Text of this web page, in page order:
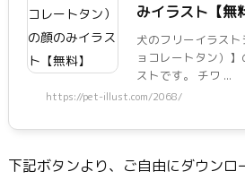
みイラスト【無
犬のフリーイラス
ョコレートタン）
ストです。 チワ ...
https://pet-illust.com/2068/
下記ボタンより、ご自由にダウンロ